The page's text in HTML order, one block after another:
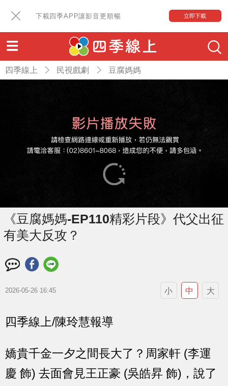
下載四季APP讓影音更順暢 立即下載
四季線上 民視戲劇 豆腐媽媽
《豆腐媽媽-EP110精彩片段》代父出征
有美大反攻？
2026-05-26 16:45 小 中 大
四季線上/陳玲慧報導
嬌貴千金一夕之間長大了？周家軒 (李運
慶 飾) 去面會見王正豪 (吳皓昇 飾)，說了